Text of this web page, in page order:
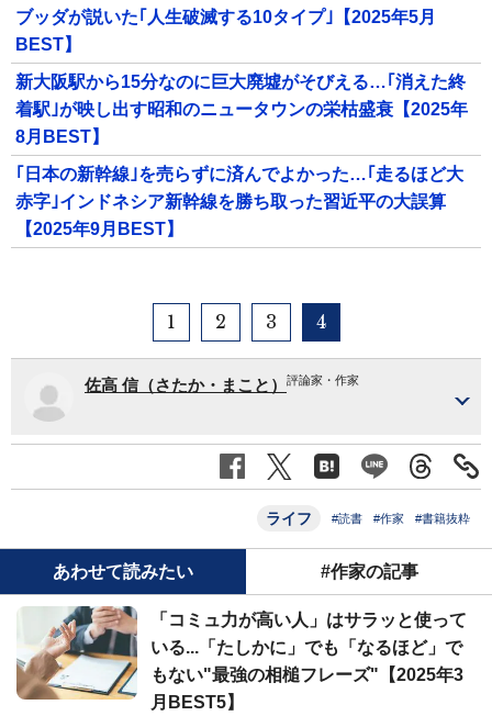
ブッダが説いた｢人生破滅する10タイプ｣【2025年5月
BEST】
新大阪駅から15分なのに巨大廃墟がそびえる…｢消えた終
着駅｣が映し出す昭和のニュータウンの栄枯盛衰【2025年
8月BEST】
｢日本の新幹線｣を売らずに済んでよかった…｢走るほど大
赤字｣インドネシア新幹線を勝ち取った習近平の大誤算
【2025年9月BEST】
1 2 3 4
佐高 信（さたか・まこと） 評論家・作家
ライフ #読書 #作家 #書籍抜粋
あわせて読みたい #作家の記事
「コミュ力が高い人」はサラッと使って
いる...「たしかに」でも「なるほど」で
もない"最強の相槌フレーズ"【2025年3
月BEST5】